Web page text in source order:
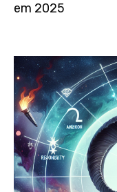
em 2025